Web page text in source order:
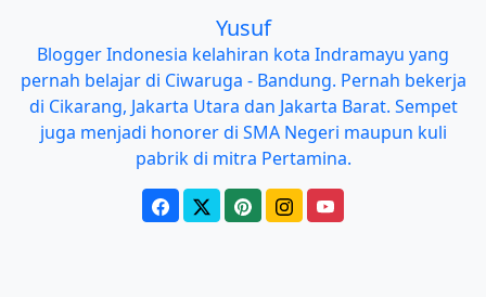
Yusuf
Blogger Indonesia kelahiran kota Indramayu yang
pernah belajar di Ciwaruga - Bandung. Pernah bekerja
di Cikarang, Jakarta Utara dan Jakarta Barat. Sempet
juga menjadi honorer di SMA Negeri maupun kuli
pabrik di mitra Pertamina.